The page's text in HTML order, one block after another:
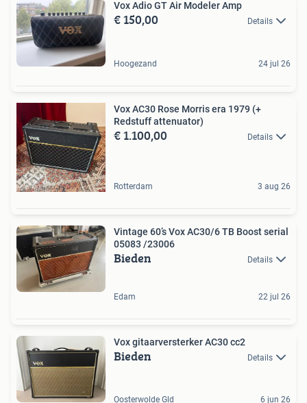
Vox Adio GT Air Modeler Amp
€ 150,00 Details
Hoogezand 24 jul 26
Vox AC30 Rose Morris era 1979 (+
Redstuff attenuator)
€ 1.100,00 Details
Rotterdam 3 aug 26
Vintage 60’s Vox AC30/6 TB Boost serial
05083 /23006
Bieden Details
Edam 22 jul 26
Vox gitaarversterker AC30 cc2
Bieden Details
Oosterwolde Gld 6 jun 26